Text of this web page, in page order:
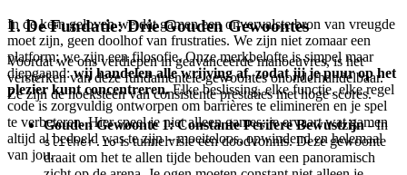
1. De Fundatie: Drie Gouden Gewoontes
Voordat we ons verdiepen in geavanceerde manoeuvres, is het
versterken van deze fundamentele gewoontes ononderhandelbaar.
Ze zijn de hoeksteen van consistente prestaties met hoge scores.
Gouden Gewoonte 1: Constante Perifere Bewustzijn- In
slither.iois tunnelvisie een doodvonnis. Deze gewoonte
draait om het te allen tijde behouden van een panoramisch
In de kern geloven we dat gamen een onvervalste bron van vreugde
moet zijn, geen doolhof van frustraties. We zijn niet zomaar een
platform; we zijn een filosofie. Onze merkbelofte is simpel maar
diepgaand:wij handelen alle wrijving af, zodat jij je puur op het
plezier kunt concentreren.Elke beslissing, elke functie, elke regel
code is zorgvuldig ontworpen om barrières te elimineren en je spel
te verbeteren. Hier speel je niet alleen games; je ervaart wat gamen
altijd al bedoeld was te zijn – moeiteloos, opwindend en helemaal
van jou.